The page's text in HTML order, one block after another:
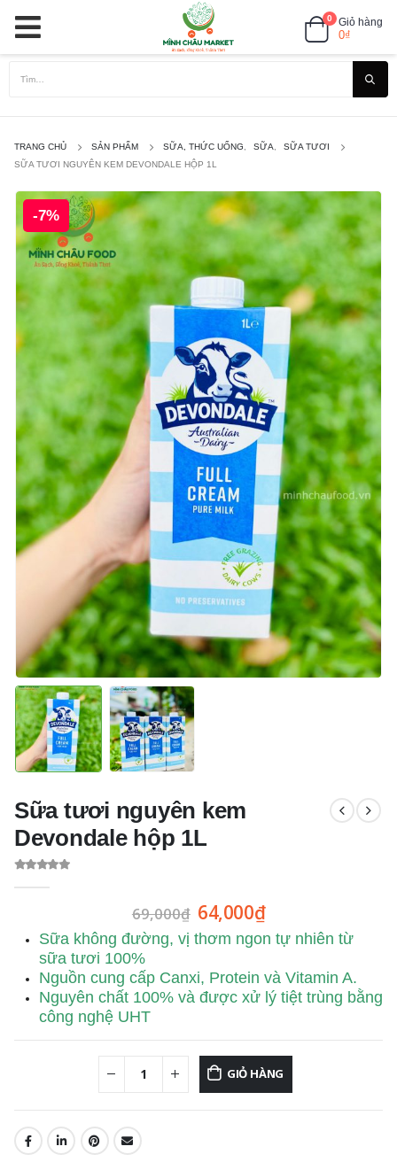
0 Giỏ hàng
0₫
TRANG CHỦ SẢN PHẨM SỮA, THỨC UỐNG SỮA
SỮA TƯƠI
SỮA TƯƠI NGUYÊN KEM DEVONDALE HỘP 1L
-7%
Sữa tươi nguyên kem
Devondale hộp 1L
69,000₫ 64,000₫
Sữa không đường, vị thơm ngon tự nhiên từ
sữa tươi 100%
Nguồn cung cấp Canxi, Protein và Vitamin A.
Nguyên chất 100% và được xử lý tiệt trùng bằng
công nghệ UHT
GIỎ HÀNG